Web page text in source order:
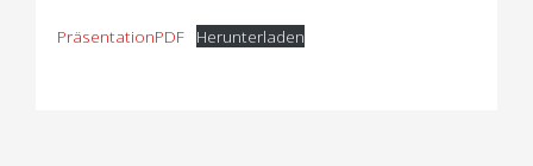
PräsentationPDF Herunterladen